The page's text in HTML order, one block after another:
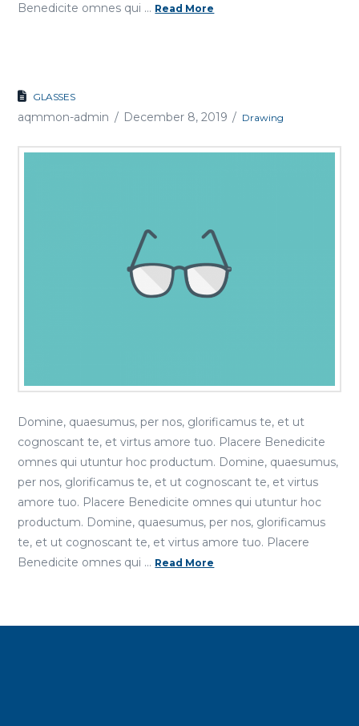
Benedicite omnes qui … Read More
GLASSES
aqmmon-admin December 8, 2019 Drawing
Domine, quaesumus, per nos, glorificamus te, et ut
cognoscant te, et virtus amore tuo. Placere Benedicite
omnes qui utuntur hoc productum. Domine, quaesumus,
per nos, glorificamus te, et ut cognoscant te, et virtus
amore tuo. Placere Benedicite omnes qui utuntur hoc
productum. Domine, quaesumus, per nos, glorificamus
te, et ut cognoscant te, et virtus amore tuo. Placere
Benedicite omnes qui … Read More